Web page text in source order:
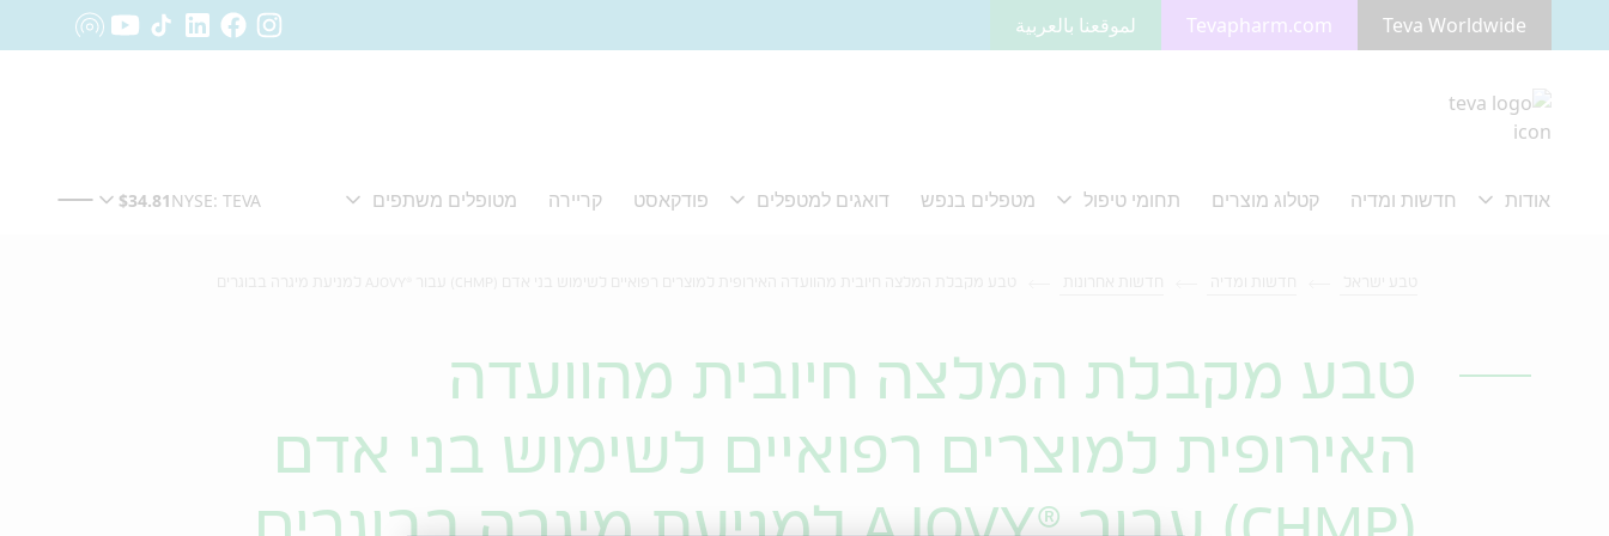
מעבר לתוכן המרכזי
Teva Worldwide
Tevapharm.com لموقعنا بالعربية
טבע מקבלת המלצה חיובית מהוועדה
האירופית למוצרים רפואיים לשימוש בני אדם